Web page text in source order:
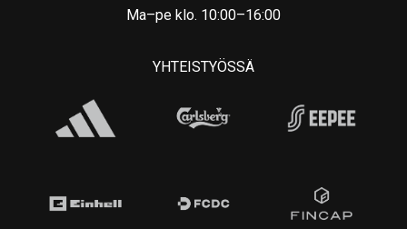
Ma–pe klo. 10:00–16:00
YHTEISTYÖSSÄ